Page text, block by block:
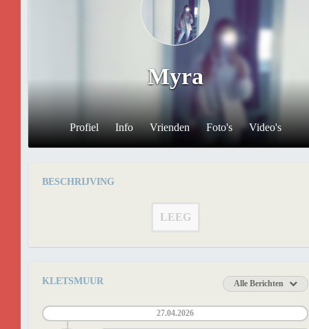
Myra
Profiel Info Vrienden Foto's Video's
BESCHRIJVING
LEEG
KLETSMUUR Alle Berichten
27.04.2026